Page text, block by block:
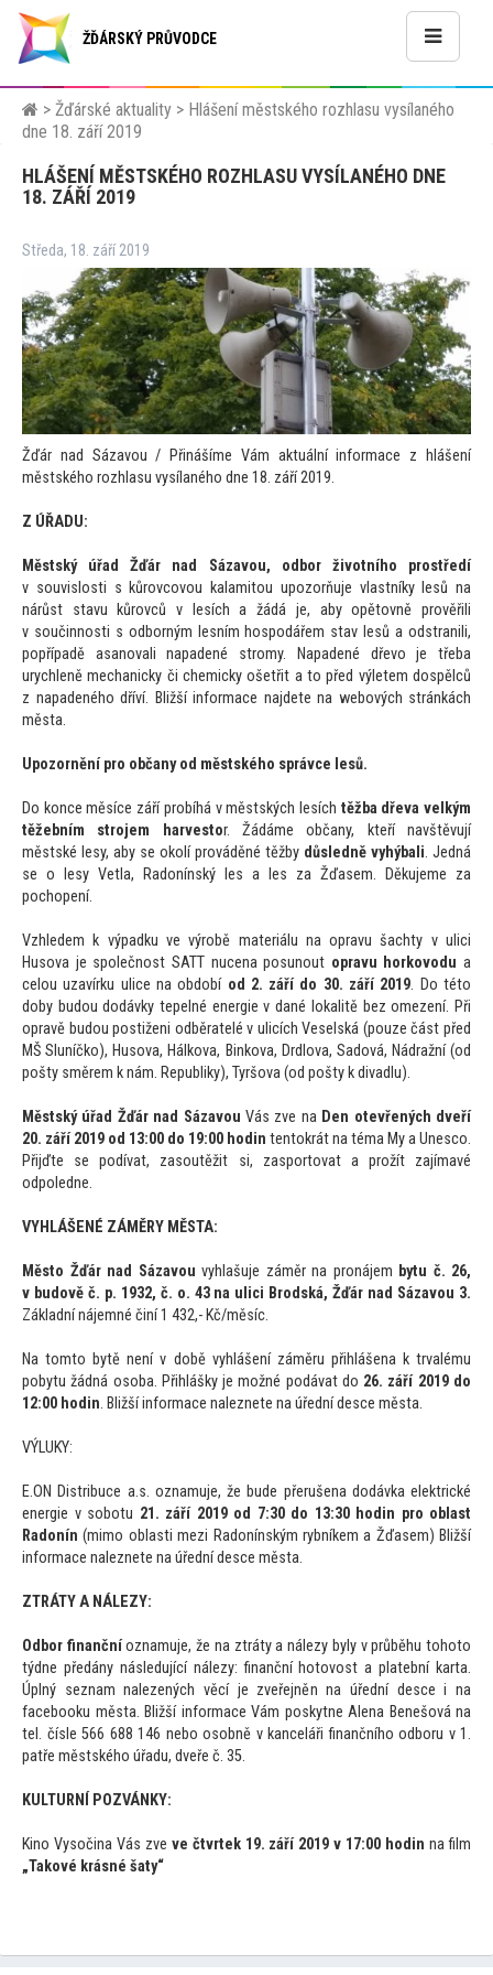
ŽĎÁRSKÝ PRŮVODCE
> Žďárské aktuality > Hlášení městského rozhlasu vysílaného
dne 18. září 2019
HLÁŠENÍ MĚSTSKÉHO ROZHLASU VYSÍLANÉHO DNE
18. ZÁŘÍ 2019
Středa, 18. září 2019
Žďár nad Sázavou / Přinášíme Vám aktuální informace z hlášení
městského rozhlasu vysílaného dne 18. září 2019.
Z ÚŘADU:
Městský úřad Žďár nad Sázavou, odbor životního prostředí
v souvislosti s kůrovcovou kalamitou upozorňuje vlastníky lesů na
nárůst stavu kůrovců v lesích a žádá je, aby opětovně prověřili
v součinnosti s odborným lesním hospodářem stav lesů a odstranili,
popřípadě asanovali napadené stromy. Napadené dřevo je třeba
urychleně mechanicky či chemicky ošetřit a to před výletem dospělců
z napadeného dříví. Bližší informace najdete na webových stránkách
města.
Upozornění pro občany od městského správce lesů.
Do konce měsíce září probíhá v městských lesích těžba dřeva velkým
těžebním strojem harvestor. Žádáme občany, kteří navštěvují
městské lesy, aby se okolí prováděné těžby důsledně vyhýbali. Jedná
se o lesy Vetla, Radonínský les a les za Žďasem. Děkujeme za
pochopení.
Vzhledem k výpadku ve výrobě materiálu na opravu šachty v ulici
Husova je společnost SATT nucena posunout opravu horkovodu a
celou uzavírku ulice na období od 2. září do 30. září 2019. Do této
doby budou dodávky tepelné energie v dané lokalitě bez omezení. Při
opravě budou postiženi odběratelé v ulicích Veselská (pouze část před
MŠ Sluníčko), Husova, Hálkova, Binkova, Drdlova, Sadová, Nádražní (od
pošty směrem k nám. Republiky), Tyršova (od pošty k divadlu).
Městský úřad Žďár nad Sázavou Vás zve na Den otevřených dveří
20. září 2019 od 13:00 do 19:00 hodin tentokrát na téma My a Unesco.
Přijďte se podívat, zasoutěžit si, zasportovat a prožít zajímavé
odpoledne.
VYHLÁŠENÉ ZÁMĚRY MĚSTA:
Město Žďár nad Sázavou vyhlašuje záměr na pronájem bytu č. 26,
v budově č. p. 1932, č. o. 43 na ulici Brodská, Žďár nad Sázavou 3.
Základní nájemné činí 1 432,- Kč/měsíc.
Natomto bytě není v době vyhlášení záměru přihlášena k trvalému
pobytu žádná osoba. Přihlášky je možné podávat do 26. září 2019 do
12:00 hodin. Bližší informace naleznete na úřední desce města.
VÝLUKY:
E.ON Distribuce a.s. oznamuje, že bude přerušena dodávka elektrické
energie v sobotu 21. září 2019 od 7:30 do 13:30 hodin pro oblast
Radonín(mimo oblasti mezi Radonínským rybníkem a Žďasem) Bližší
informace naleznete na úřední desce města.
ZTRÁTY A NÁLEZY:
Odbor finančníoznamuje, že na ztráty a nálezy byly v průběhutohoto
týdne předány následující nálezy: finanční hotovost a platební karta.
Úplný seznam nalezených věcí je zveřejněn na úřední desce i na
facebooku města. Bližší informace Vám poskytne Alena Benešová na
tel. čísle 566 688 146 nebo osobně v kanceláři finančního odboru v 1.
patře městského úřadu, dveře č. 35.
KULTURNÍ POZVÁNKY:
Kino Vysočina Vás zve ve čtvrtek 19. září 2019 v 17:00 hodin na film
„Takové krásné šaty“